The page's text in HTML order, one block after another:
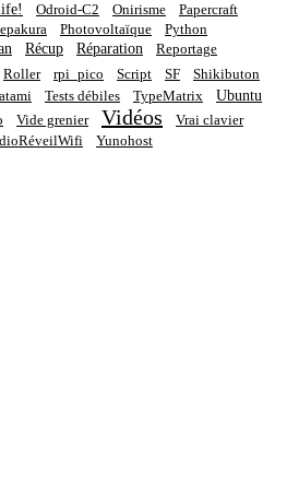
Odroid-C2 Onirisme
Papercraft
Photovoltaïque Python
Récup Réparation Reportage
Roller rpi_pico Script SF
Shikibuton
Tests débiles TypeMatrix Ubuntu
Vide grenier Vidéos
Vrai clavier
Yunohost